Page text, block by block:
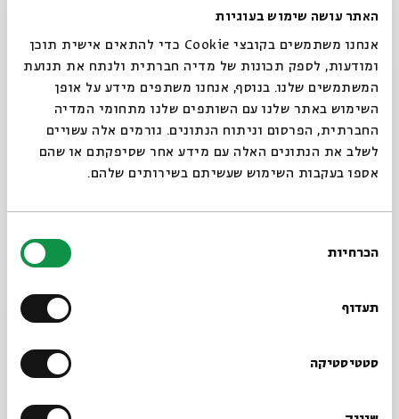
האתר עושה שימוש בעוגיות
אנחנו משתמשים בקובצי Cookie כדי להתאים אישית תוכן
ומודעות, לספק תכונות של מדיה חברתית ולנתח את תנועת
המשתמשים שלנו. בנוסף, אנחנו משתפים מידע על אופן
השימוש באתר שלנו עם השותפים שלנו מתחומי המדיה
החברתית, הפרסום וניתוח הנתונים. גורמים אלה עשויים
לשלב את הנתונים האלה עם מידע אחר שסיפקתם או שהם
אספו בעקבות השימוש שעשיתם בשירותים שלהם.
הסכמה
הכרחיות
תעדוף
סטטיסטיקה
החל מה – 29.10 (כ בחשוון) עד ה – 7.1 (א בשבט)
דמי השתתפות: 250 ₪
לפרטים והרשמה בתאל קולמן
052-6122143
batelkol@gmail.com
בת המלך והאני: איך ר' נחמן משפיע על האדם הכותב?
שיתוף הרשמה לאירועים דומים
סגור